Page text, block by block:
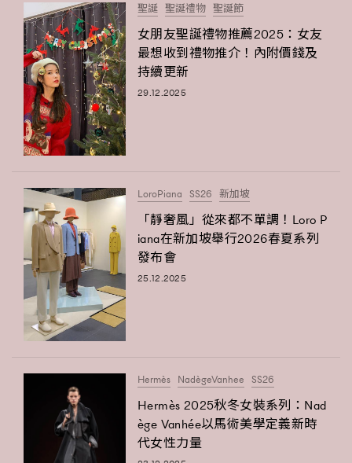
聖誕 聖誕禮物 聖誕節
女朋友聖誕禮物推薦2025：女友
最想收到禮物推介！內附價錢及
持續更新
29.12.2025
LoroPiana SS26 新加坡
「靜奢風」從來都不單調！Loro P
iana在新加坡舉行2026春夏系列
發布會
25.12.2025
Hermès NadègeVanhee SS26
Hermès 2025秋冬女裝系列：Nad
ège Vanhée以馬術美學定義新時
代女性力量